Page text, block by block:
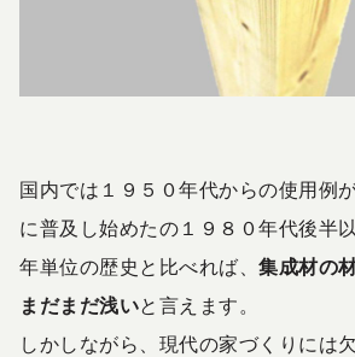
国内では１９５０年代からの使用例
に普及し始めたの１９８０年代後半
年単位の歴史と比べれば、 集成材の
まだまだ浅いと言えます。
しかしながら、現代の家づくりには